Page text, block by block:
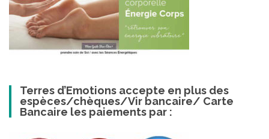
Terres d’Emotions accepte en plus des
espèces/chèques/Vir bancaire/ Carte
Bancaire les paiements par :